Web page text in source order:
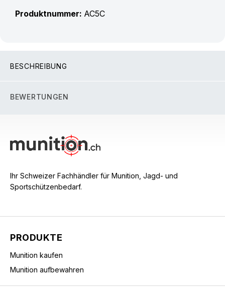
Produktnummer: AC5C
BESCHREIBUNG
BEWERTUNGEN
Ihr Schweizer Fachhändler für Munition, Jagd- und
Sportschützenbedarf.
PRODUKTE
Munition kaufen
Munition aufbewahren